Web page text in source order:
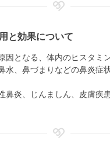
と効果について
因となる、体内のヒスタミ
水、鼻づまりなどの鼻炎症
鼻炎、じんましん、皮膚疾